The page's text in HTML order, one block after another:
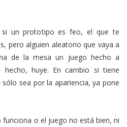
si un prototipo es feo, el que te
pero alguien aleatorio que vaya a
de la mesa un juego hecho a
huye. En cambio si tiene
sea por la apariencia, ya pone
o el juego no está bien, ni